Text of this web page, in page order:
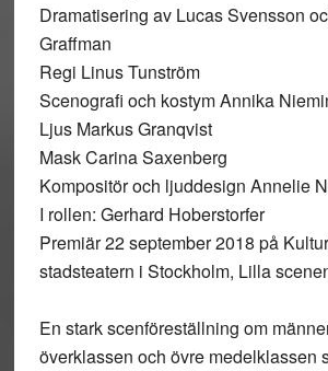
Dramatisering av Lucas Svensson
Graffman
Regi Linus Tunström
Scenografi och kostym Annika
Ljus Markus Granqvist
Mask Carina Saxenberg
Kompositör och ljuddesign Annelie
I rollen: Gerhard Hoberstorfer
Premiär 22 september 2018 på
stadsteatern i Stockholm, Lilla
En stark scenföreställning om
överklassen och övre medelklassen